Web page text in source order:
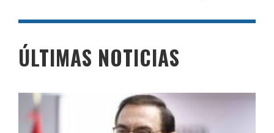
ÚLTIMAS NOTICIAS